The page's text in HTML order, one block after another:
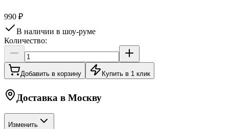
990 ₽
В наличии в шоу-руме
Количество:
Добавить в корзину Купить в 1 клик
Доставка в Москву
Изменить